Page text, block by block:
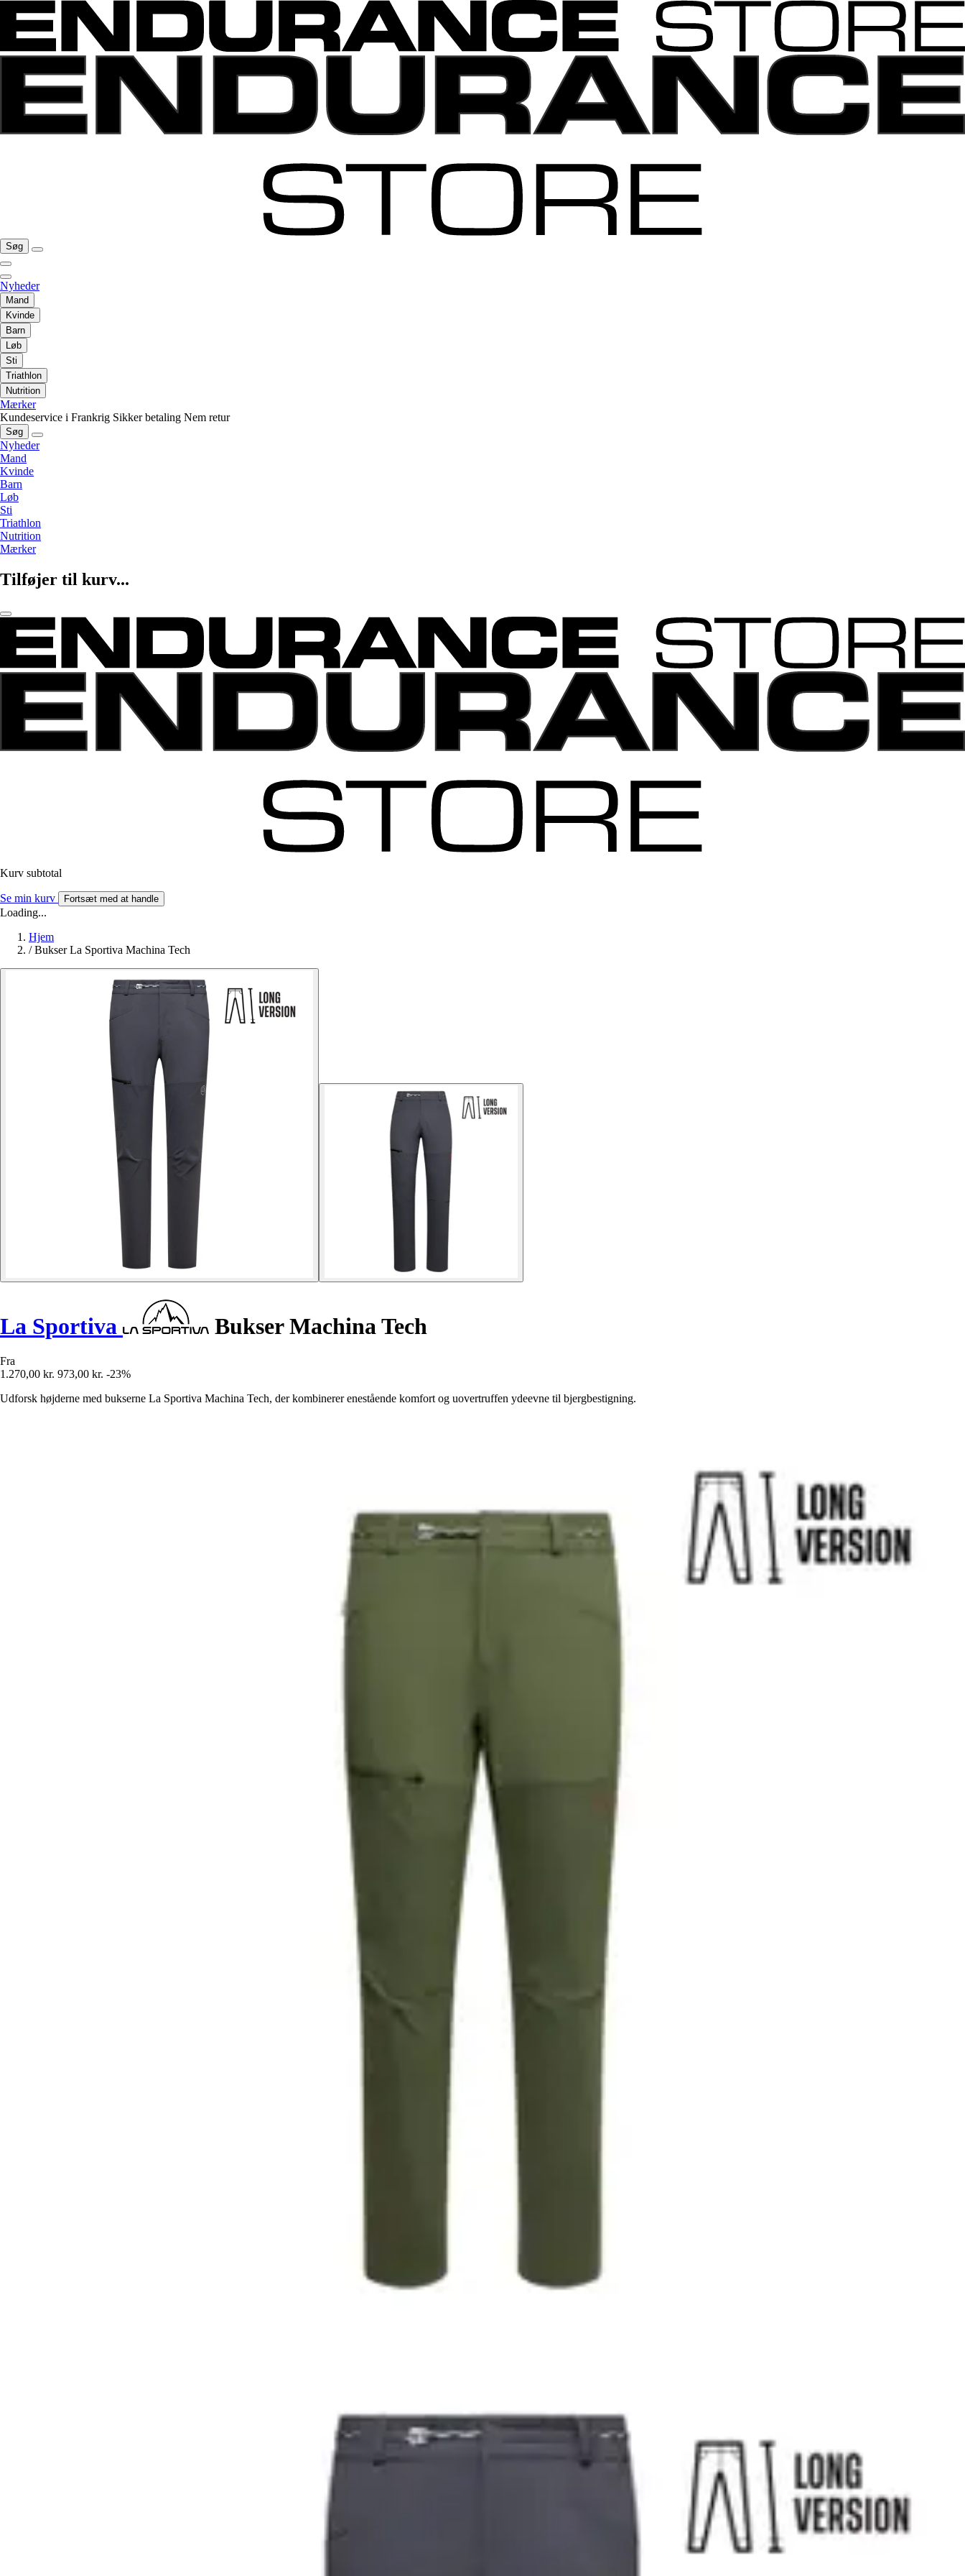
Søg
Nyheder
Mand
Kvinde
Barn
Løb
Sti
Triathlon
Nutrition
Mærker
Kundeservice i Frankrig Sikker betaling Nem retur
Søg
Nyheder
Mand
Kvinde
Barn
Løb
Sti
Triathlon
Nutrition
Mærker
Tilføjer til kurv...
Kurv subtotal
Se min kurv Fortsæt med at handle
Loading...
Hjem
/ Bukser La Sportiva Machina Tech
La Sportiva Bukser Machina Tech
Fra
1.270,00 kr. 973,00 kr. -23%
Udforsk højderne med bukserne La Sportiva Machina Tech, der kombinerer enestående komfort og uovertruffen ydeevne til bjergbestigning.